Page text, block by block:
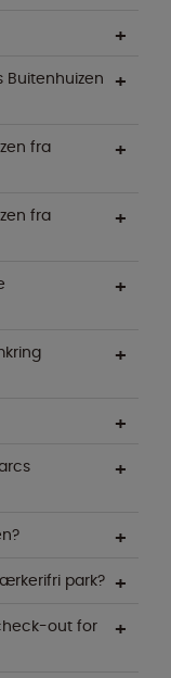
Buitenhuizen
fra
fra
park?
out for